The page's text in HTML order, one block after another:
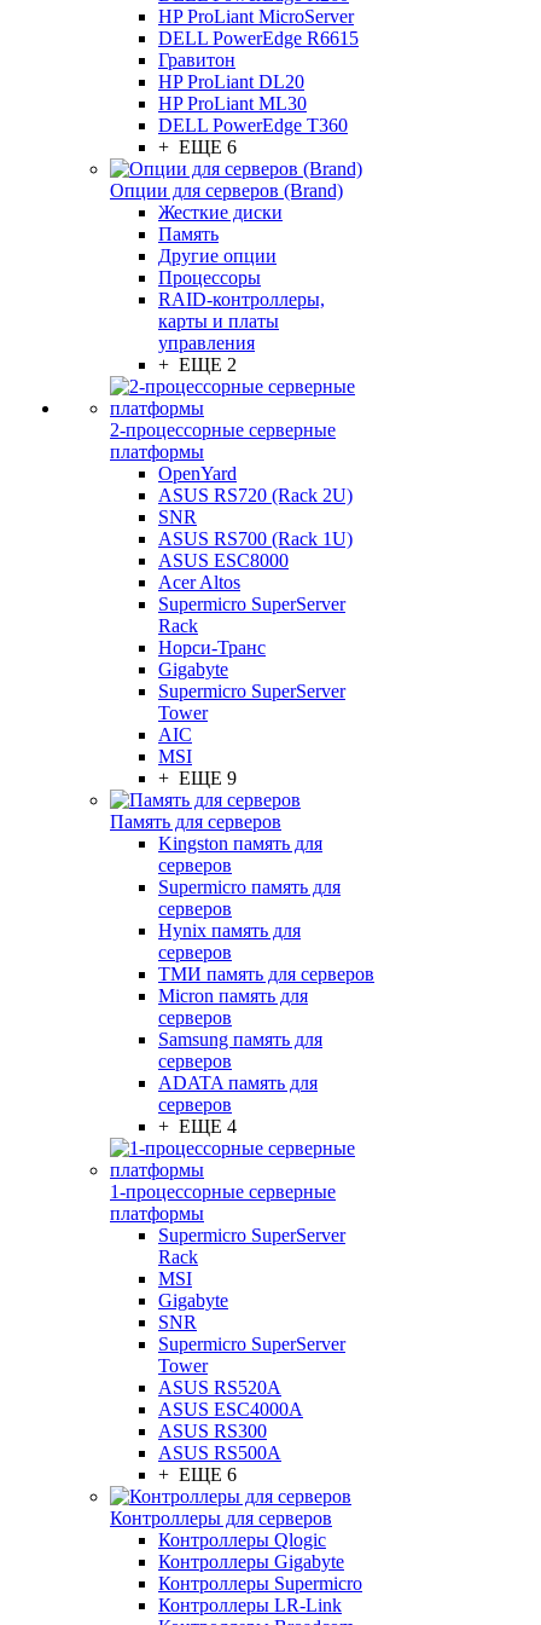
HP ProLiant MicroServer
DELL PowerEdge R6615
Гравитон
HP ProLiant DL20
HP ProLiant ML30
DELL PowerEdge T360
+ ЕЩЕ 6
Опции для серверов (Brand)
Жесткие диски
Память
Другие опции
Процессоры
RAID-контроллеры,
карты и платы
управления
+ ЕЩЕ 2
2-процессорные серверные
платформы
OpenYard
ASUS RS720 (Rack 2U)
SNR
ASUS RS700 (Rack 1U)
ASUS ESC8000
Acer Altos
Supermicro SuperServer
Rack
Норси-Транс
Gigabyte
Supermicro SuperServer
Tower
AIC
MSI
+ ЕЩЕ 9
Память для серверов
Kingston память для
серверов
Supermicro память для
серверов
Hynix память для
серверов
ТМИ память для серверов
Micron память для
серверов
Samsung память для
серверов
ADATA память для
серверов
+ ЕЩЕ 4
1-процессорные серверные
платформы
Supermicro SuperServer
Rack
MSI
Gigabyte
SNR
Supermicro SuperServer
Tower
ASUS RS520A
ASUS ESC4000A
ASUS RS300
ASUS RS500A
+ ЕЩЕ 6
Контроллеры для серверов
Контроллеры Qlogic
Контроллеры Gigabyte
Контроллеры Supermicro
Контроллеры LR-Link